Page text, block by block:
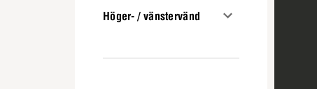
Höger- / vänstervänd